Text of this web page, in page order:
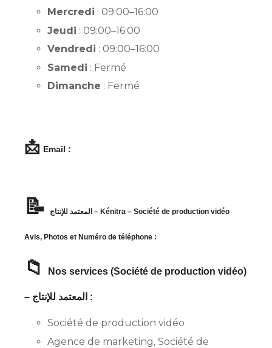
Mercredi : 09:00–16:00
Jeudi : 09:00–16:00
Vendredi : 09:00–16:00
Samedi : Fermé
Dimanche : Fermé
📩 Email :
📝 المعتمد للإنتاج – Kénitra – Société de production vidéo
Avis, Photos et Numéro de téléphone :
📁 Nos services (Société de production vidéo)
– المعتمد للإنتاج :
Société de production vidéo
Agence de marketing, Société de